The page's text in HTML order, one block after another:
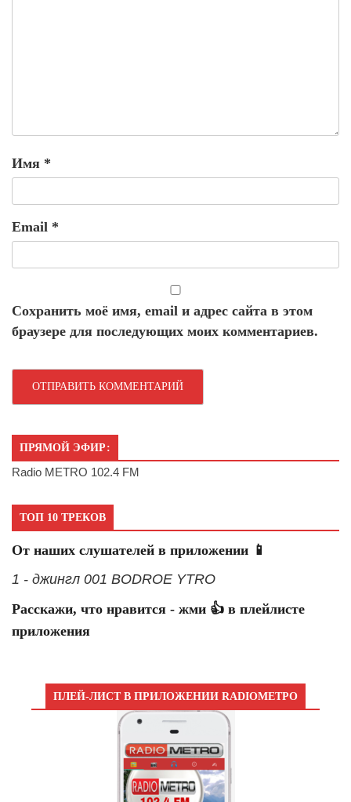
Имя *
Email *
Сохранить моё имя, email и адрес сайта в этом
браузере для последующих моих комментариев.
ПРЯМОЙ ЭФИР:
Radio METRO 102.4 FM
ТОП 10 ТРЕКОВ
От наших слушателей в приложении 📱
1 - джингл 001 BODROE YTRO
Расскажи, что нравится - жми 👍 в плейлисте
приложения
ПЛЕЙ-ЛИСТ В ПРИЛОЖЕНИИ RADIOМЕТРО